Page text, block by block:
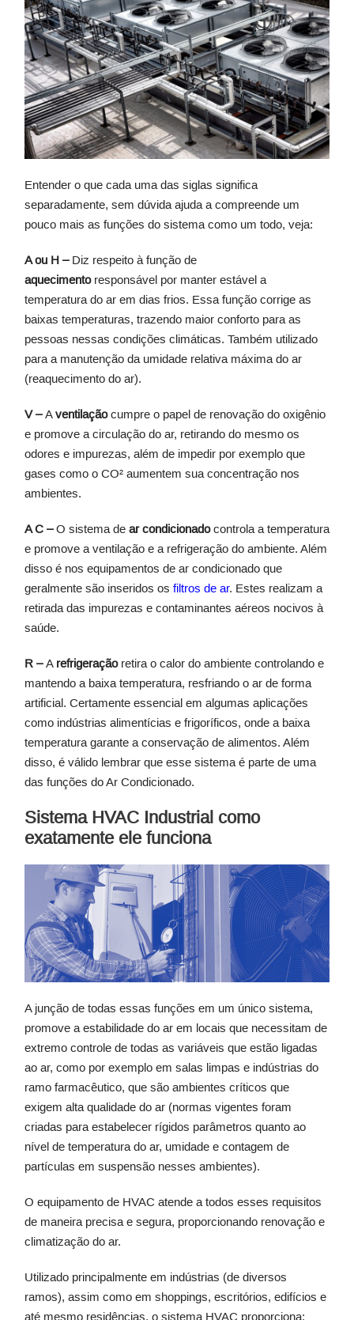
Entender o que cada uma das siglas significa
separadamente, sem dúvida ajuda a compreende um
pouco mais as funções do sistema como um todo, veja:
A ou H – Diz respeito à função de
aquecimentoresponsável por manter estável a
temperatura do ar em dias frios. Essa função corrige as
baixas temperaturas, trazendo maior conforto para as
pessoas nessas condições climáticas. Também utilizado
para a manutenção da umidade relativa máxima do ar
(reaquecimento do ar).
V –Aventilaçãocumpre o papel de renovação do oxigênio
e promove a circulação do ar, retirando do mesmo os
odores e impurezas, além de impedir por exemplo que
gases como o CO² aumentem sua concentração nos
ambientes.
A C –O sistema de ar condicionadocontrola a temperatura
e promove a ventilação e a refrigeração do ambiente. Além
disso é nos equipamentos de ar condicionado que
geralmente são inseridos os filtros de ar. Estes realizam a
retirada das impurezas e contaminantes aéreos nocivos à
saúde.
R –A refrigeraçãoretira o calor do ambiente controlando e
mantendo a baixa temperatura, resfriando o ar de forma
artificial. Certamente essencial em algumas aplicações
como indústrias alimentícias e frigoríficos, onde a baixa
temperatura garante a conservação de alimentos. Além
disso, é válido lembrar que esse sistema é parte de uma
das funções do Ar Condicionado.
Sistema HVAC Industrial como
exatamente ele funciona
A junção de todas essas funções em um único sistema,
promove a estabilidade do ar em locais que necessitam de
extremo controle de todas as variáveis que estão ligadas
ao ar, como por exemplo em salas limpas e indústrias do
ramo farmacêutico, que são ambientes críticos que
exigem alta qualidade do ar (normas vigentes foram
criadas para estabelecer rígidos parâmetros quanto ao
nível de temperatura do ar, umidade e contagem de
partículas em suspensão nesses ambientes).
O equipamento de HVAC atende a todos esses requisitos
de maneira precisa e segura, proporcionando renovação e
climatização do ar.
Utilizado principalmente em indústrias (de diversos
ramos), assim como em shoppings, escritórios, edifícios e
até mesmo residências, o sistema HVAC proporciona: